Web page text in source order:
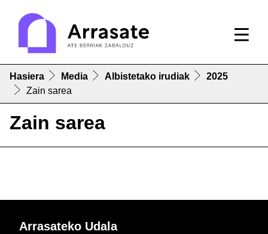
Hasiera Media Albistetako irudiak
2025
Zain sarea
Zain sarea
Arrasateko Udala